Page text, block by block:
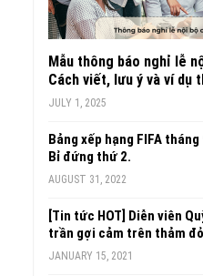
Mẫu thông báo nghỉ lễ
Cách viết, lưu ý và ví dụ
JULY 1, 2025
Bảng xếp hạng FIFA
Bỉ đứng thứ 2.
AUGUST 31, 2022
[Tin tức HOT] Diễn viên
trần gợi cảm trên thảm
JANUARY 15, 2021